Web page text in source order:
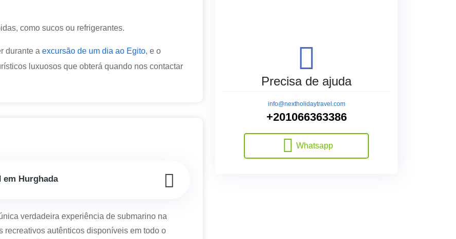
como sucos ou refrigerantes.
durante a excursão de um dia ao Egito, e o
luxuosos que obterá quando nos contactar
em Hurghada
verdadeira experiência de submarino na
recreativos autênticos disponíveis em todo o
Precisa de ajuda
info@nextholidaytravel.com
+201066363386
Whatsapp